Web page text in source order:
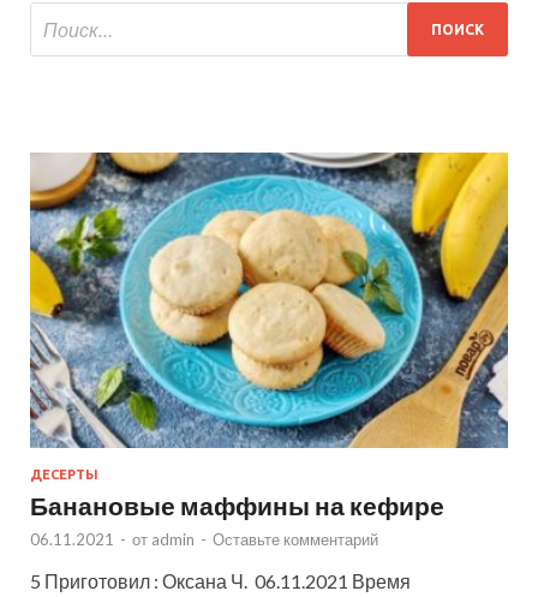
ДЕСЕРТЫ
Банановые маффины на кефире
06.11.2021 - от admin - Оставьте комментарий
5 Приготовил : Оксана Ч. 06.11.2021 Время